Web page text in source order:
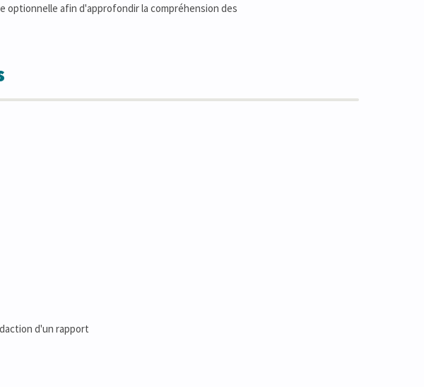
optionnelle afin d'approfondir la compréhension des
d'un rapport